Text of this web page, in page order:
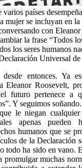
varios países
mujer se incluyan en
con
la frase “Todos
los seres humanos
Universal
entonces. Ya
Eleanor Roosevelt,
futuro pertenece a
Y seguimos
le niegan
apenas
humanos que se
de la Declaración
todo ha sido en vano.
promulgar muchas